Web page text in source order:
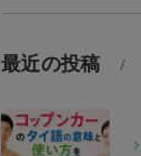
最近の投稿